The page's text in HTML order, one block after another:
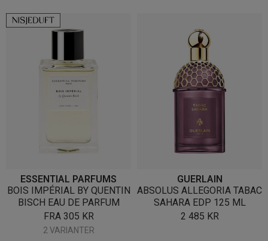
ESSENTIAL PARFUMS
BOIS IMPÉRIAL BY QUENTIN
BISCH EAU DE PARFUM
FRA 305 KR
2 VARIANTER
GUERLAIN
ABSOLUS ALLEGORIA TABAC
SAHARA EDP 125 ML
2 485 KR